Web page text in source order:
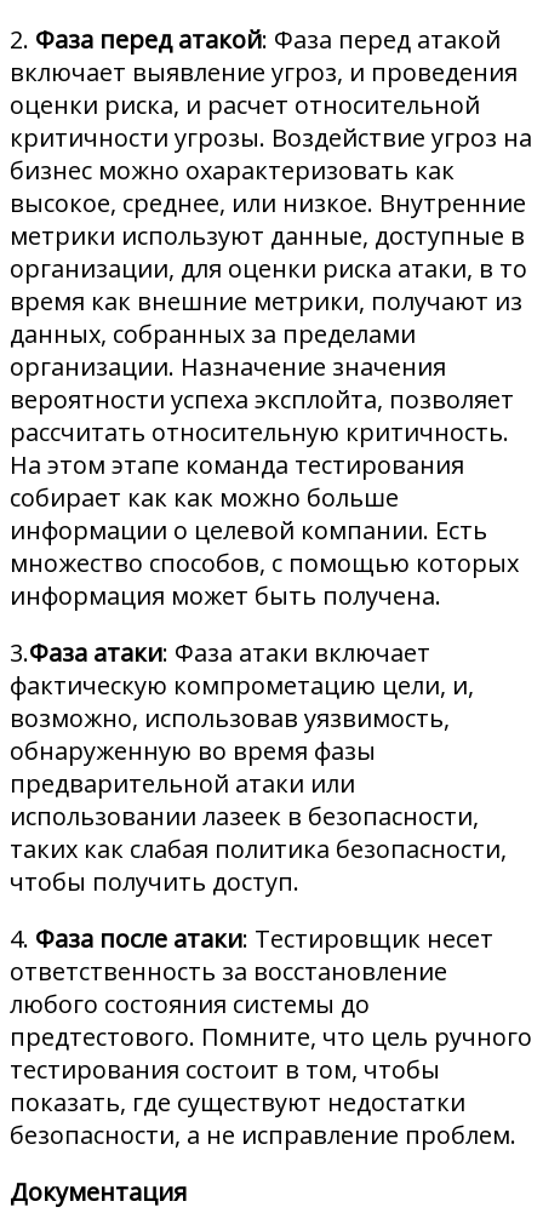
2. Фаза перед атакой: Фаза перед атакой
включает выявление угроз, и проведения
оценки риска, и расчет относительной
критичности угрозы. Воздействие угроз на
бизнес можно охарактеризовать как
высокое, среднее, или низкое. Внутренние
метрики используют данные, доступные в
организации, для оценки риска атаки, в то
время как внешние метрики, получают из
данных, собранных за пределами
организации. Назначение значения
вероятности успеха эксплойта, позволяет
рассчитать относительную критичность.
На этом этапе команда тестирования
собирает как как можно больше
информации о целевой компании. Есть
множество способов, с помощью которых
информация может быть получена.
3.Фаза атаки: Фаза атаки включает
фактическую компрометацию цели, и,
возможно, использовав уязвимость,
обнаруженную во время фазы
предварительной атаки или
использовании лазеек в безопасности,
таких как слабая политика безопасности,
чтобы получить доступ.
4. Фаза после атаки: Тестировщик несет
ответственность за восстановление
любого состояния системы до
предтестового. Помните, что цель ручного
тестирования состоит в том, чтобы
показать, где существуют недостатки
безопасности, а не исправление проблем.
Документация